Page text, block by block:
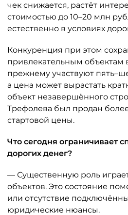
чек снижается, растёт
стоимостью до 10–20 млн
естественно в условиях
Конкуренция при этом
привлекательным объектам
прежнему участвуют
а цена может вырастать
объект незавершённого
Трефолева был продан
стартовой цены.
Что сегодня ограничивает
дорогих денег?
— Существенную роль
объектов. Это состояние
или отсутствие
юридические нюансы.